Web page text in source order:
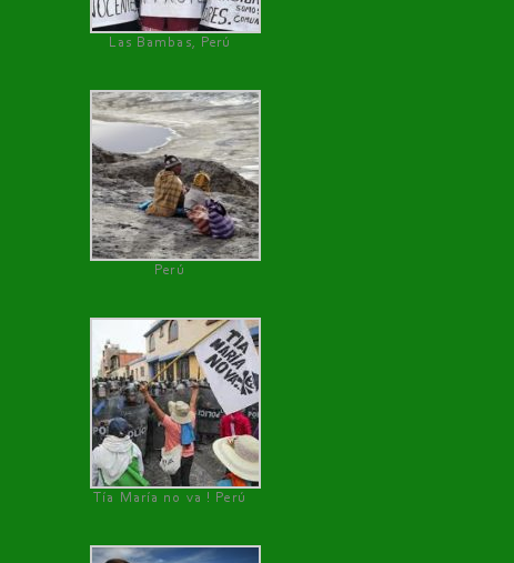
Las Bambas, Perú
Perú
Tía María no va ! Perú